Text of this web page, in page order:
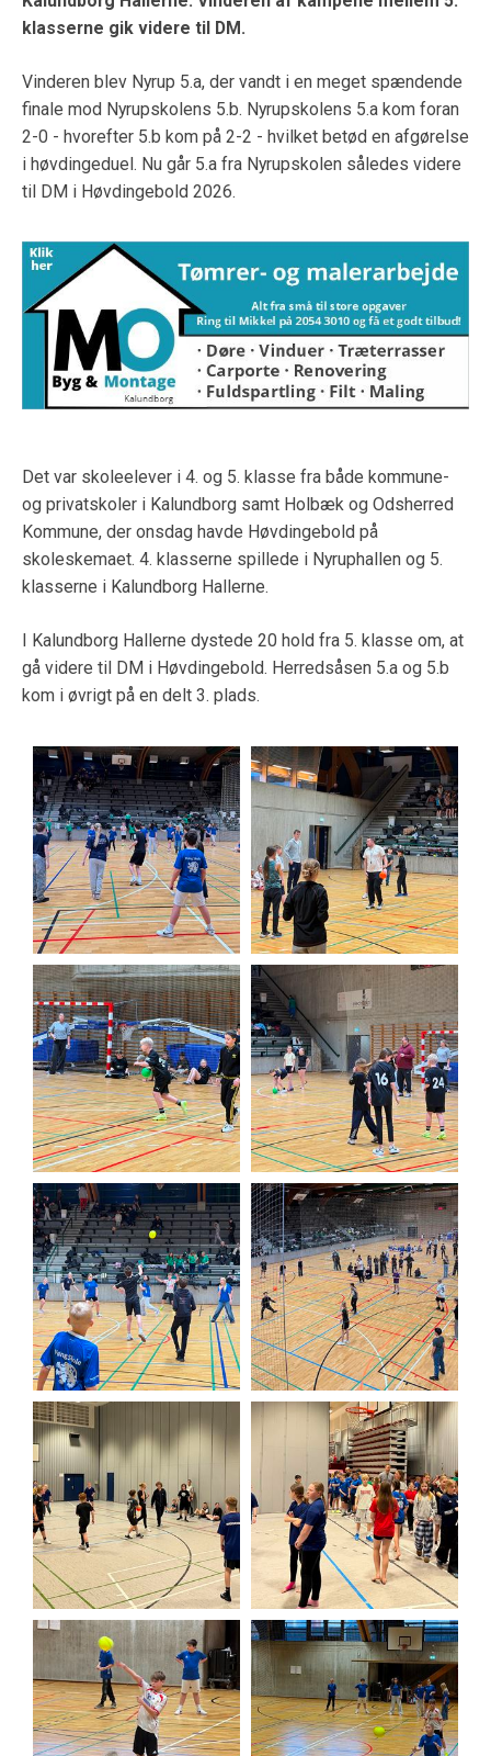
klasserne gik videre til DM.
Vinderen blev Nyrup 5.a, der vandt i en meget spændende
finale mod Nyrupskolens 5.b. Nyrupskolens 5.a kom foran
2-0 - hvorefter 5.b kom på 2-2 - hvilket betød en afgørelse
i høvdingeduel. Nu går 5.a fra Nyrupskolen således videre
til DM i Høvdingebold 2026.
Det var skoleelever i 4. og 5. klasse fra både kommune-
og privatskoler i Kalundborg samt Holbæk og Odsherred
Kommune, der onsdag havde Høvdingebold på
skoleskemaet. 4. klasserne spillede i Nyruphallen og 5.
klasserne i Kalundborg Hallerne.
I Kalundborg Hallerne dystede 20 hold fra 5. klasse om, at
gå videre til DM i Høvdingebold. Herredsåsen 5.a og 5.b
kom i øvrigt på en delt 3. plads.